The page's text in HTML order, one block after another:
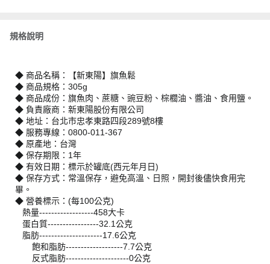
規格說明
◆ 商品名稱：【新東陽】旗魚鬆
◆ 商品規格：305g
◆ 商品成份：旗魚肉、蔗糖、豌豆粉、棕櫚油、醬油、食用鹽。
◆ 負責廠商：新東陽股份有限公司
◆ 地址：台北市忠孝東路四段289號8樓
◆ 服務專線：0800-011-367
◆ 原產地：台灣
◆ 保存期限：1年
◆ 有效日期：標示於罐底(西元年月日)
◆ 保存方式：常溫保存，避免高溫、日照，開封後儘快食用完
畢。
◆ 營養標示：(每100公克)
熱量------------------458大卡
蛋白質-----------------32.1公克
脂肪---------------------17.6公克
飽和脂肪-------------------7.7公克
反式脂肪---------------------0公克